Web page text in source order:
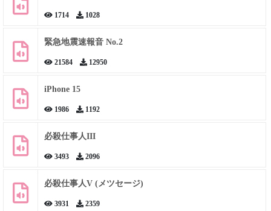
1714 1028
緊急地震速報音 No.2
21584 12950
iPhone 15
1986 1192
必殺仕事人III
3493 2096
必殺仕事人V (メツセージ)
3931 2359